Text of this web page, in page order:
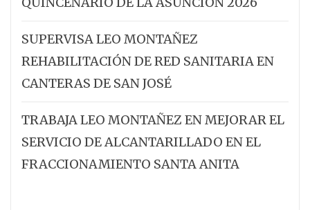
SUPERVISA LEO MONTAÑEZ
REHABILITACIÓN DE RED SANITARIA EN
CANTERAS DE SAN JOSÉ
TRABAJA LEO MONTAÑEZ EN MEJORAR EL
SERVICIO DE ALCANTARILLADO EN EL
FRACCIONAMIENTO SANTA ANITA